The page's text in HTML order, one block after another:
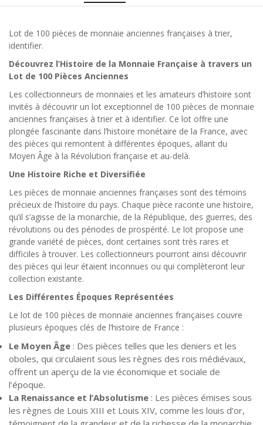
Lot de 100 pièces de monnaie anciennes françaises à trier,
identifier.
Découvrez l’Histoire de la Monnaie Française à travers un
Lot de 100 Pièces Anciennes
Les collectionneurs de monnaies et les amateurs d’histoire sont
invités à découvrir un lot exceptionnel de 100 pièces de monnaie
anciennes françaises à trier et à identifier. Ce lot offre une
plongée fascinante dans l’histoire monétaire de la France, avec
des pièces qui remontent à différentes époques, allant du
Moyen Âge à la Révolution française et au-delà.
Une Histoire Riche et Diversifiée
Les pièces de monnaie anciennes françaises sont des témoins
précieux de l’histoire du pays. Chaque pièce raconte une histoire,
qu’il s’agisse de la monarchie, de la République, des guerres, des
révolutions ou des périodes de prospérité. Le lot propose une
grande variété de pièces, dont certaines sont très rares et
difficiles à trouver. Les collectionneurs pourront ainsi découvrir
des pièces qui leur étaient inconnues ou qui complèteront leur
collection existante.
Les Différentes Époques Représentées
Le lot de 100 pièces de monnaie anciennes françaises couvre
plusieurs époques clés de l’histoire de France :
Le Moyen Âge : Des pièces telles que les deniers et les
oboles, qui circulaient sous les règnes des rois médiévaux,
offrent un aperçu de la vie économique et sociale de
l’époque.
La Renaissance et l’Absolutisme : Les pièces émises sous
les règnes de Louis XIII et Louis XIV, comme les louis d’or,